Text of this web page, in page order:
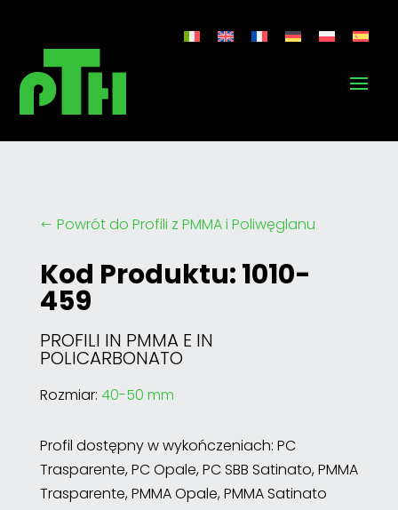
# Powrót do Profili z PMMA i Poliwęglanu
Kod Produktu: 1010-
459
PROFILI IN PMMA E IN
POLICARBONATO
Rozmiar: 40-50 mm
Profil dostępny w wykończeniach: PC
Trasparente, PC Opale, PC SBB Satinato, PMMA
Trasparente, PMMA Opale, PMMA Satinato